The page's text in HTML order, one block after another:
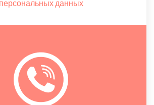
персональных данных